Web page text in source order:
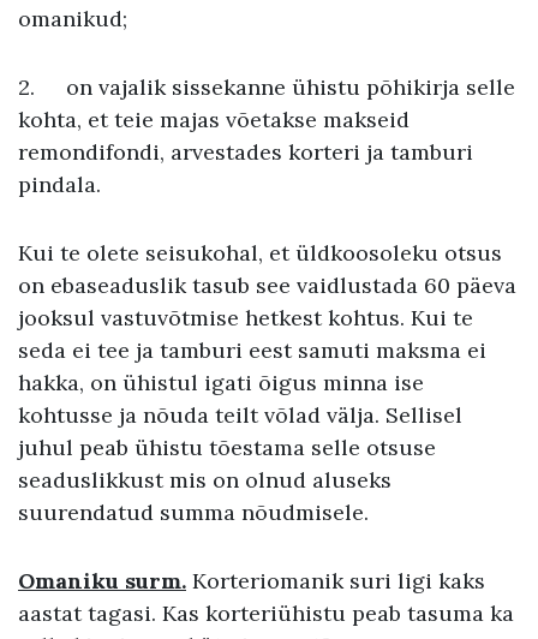
omanikud;
2.
on vajalik sissekanne ühistu põhikirja selle
kohta, et teie majas võetakse makseid
remondifondi, arvestades korteri ja tamburi
pindala.
Kui te olete seisukohal, et üldkoosoleku otsus
on ebaseaduslik tasub see vaidlustada 60 päeva
jooksul vastuvõtmise hetkest kohtus. Kui te
seda ei tee ja tamburi eest samuti maksma ei
hakka, on ühistul igati õigus minna ise
kohtusse ja nõuda teilt võlad välja. Sellisel
juhul peab ühistu tõestama selle otsuse
seaduslikkust mis on olnud aluseks
suurendatud summa nõudmisele.
Omaniku surm. Korteriomanik suri ligi kaks
aastat tagasi. Kas korteriühistu peab tasuma ka